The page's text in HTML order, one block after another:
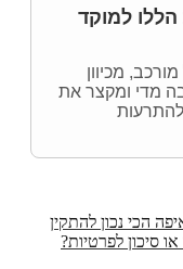
למוקד
מכיוון
מדי ומקצר את
הכי נכון להתקין
סיכון לפרטיות?